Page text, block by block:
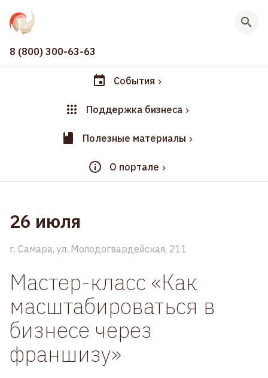
8 (800) 300-63-63
События
Поддержка бизнеса
Полезные материалы
О портале
26 июля
г. Самара, ул. Молодогвардейская, 211
Мастер-класс «Как
масштабироваться в
бизнесе через
франшизу»